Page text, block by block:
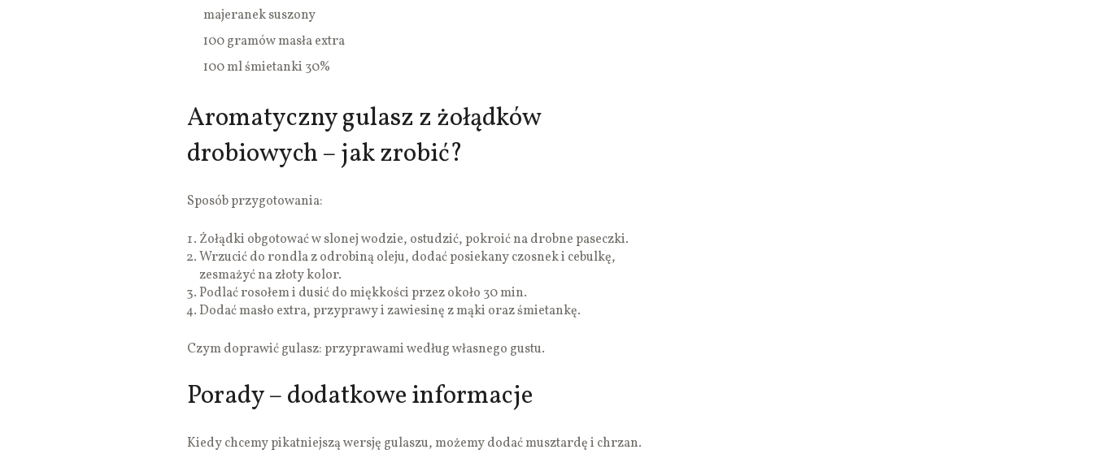
majeranek suszony
100 gramów masła extra
100 ml śmietanki 30%
Aromatyczny gulasz z żołądków
drobiowych – jak zrobić?
Sposób przygotowania:
Żołądki obgotować w slonej wodzie, ostudzić, pokroić na drobne paseczki.
Wrzucić do rondla z odrobiną oleju, dodać posiekany czosnek i cebulkę,
zesmażyć na złoty kolor.
Podlać rosołem i dusić do miękkości przez około 30 min.
Dodać masło extra, przyprawy i zawiesinę z mąki oraz śmietankę.
Czym doprawić gulasz: przyprawami według własnego gustu.
Porady – dodatkowe informacje
Kiedy chcemy pikatniejszą wersję gulaszu, możemy dodać musztardę i chrzan.